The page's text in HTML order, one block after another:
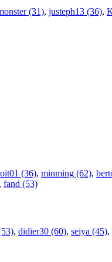
(31), justeph13 (36),
(36), minming (62),
, fand (53)
, didier30 (60), seiya (45),